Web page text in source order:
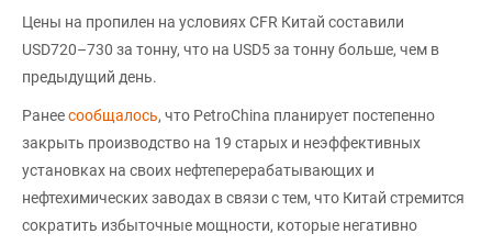
Цены на пропилен на условиях CFR Китай составили
USD720–730 за тонну, что на USD5 за тонну больше, чем в
предыдущий день.
Ранеесообщалось, что PetroChina планирует постепенно
закрыть производство на 19 старых и неэффективных
установках на своих нефтеперерабатывающих и
нефтехимических заводах в связи с тем, что Китай стремится
сократить избыточные мощности, которые негативно